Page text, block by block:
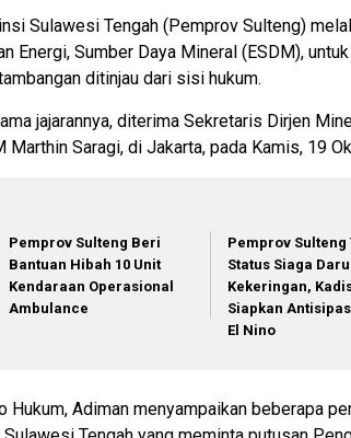
Sulawesi Tengah (Pemprov Sulteng)
Energi, Sumber Daya Mineral (ESDM), untuk
ditinjau dari sisi hukum.
jajarannya, diterima Sekretaris Dirjen
Marthin Saragi, di Jakarta, pada Kamis, 19
Pemprov Sulteng Beri
Bantuan Hibah 10 Unit
Kendaraan Operasional
Ambulance
Pemprov Sulteng
Status Siaga
Kekeringan,
Siapkan
El Nino
Hukum, Adiman menyampaikan beberapa